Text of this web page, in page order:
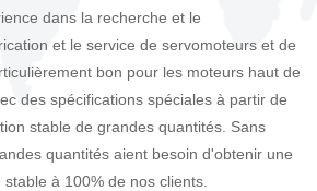
dans la recherche et le
et le service de servomoteurs et de
bon pour les moteurs haut de
des spécifications spéciales à partir de
stable de grandes quantités. Sans
quantités aient besoin d'obtenir une
à 100% de nos clients.